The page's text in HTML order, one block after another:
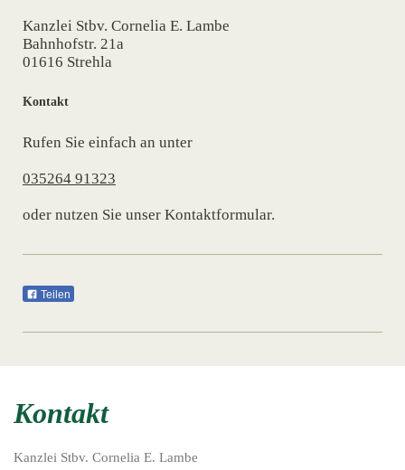
Kanzlei Stbv. Cornelia E. Lambe
Bahnhofstr. 21a
01616 Strehla
Kontakt
Rufen Sie einfach an unter
035264 91323
oder nutzen Sie unser Kontaktformular.
Teilen
Kontakt
Kanzlei Stbv. Cornelia E. Lambe